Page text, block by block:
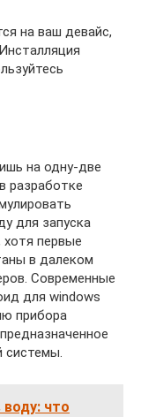
на ваш девайс,
на одну-две
разработке
для запуска
хотя первые
в далеком
Современные
для windows
прибора
системы.
воду: что